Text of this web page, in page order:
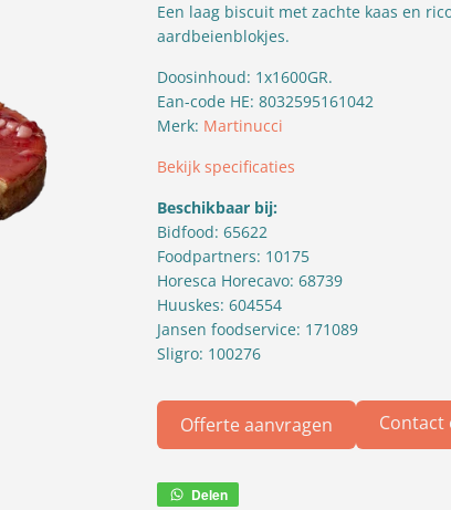
Een laag biscuit met zachte kaas en
aardbeienblokjes.
Doosinhoud: 1x1600GR.
Ean-code HE: 8032595161042
Merk: Martinucci
Bekijk specificaties
Beschikbaar bij:
Bidfood: 65622
Foodpartners: 10175
Horesca Horecavo: 68739
Huuskes: 604554
Jansen foodservice: 171089
Sligro: 100276
Offerte aanvragen Contact
Delen